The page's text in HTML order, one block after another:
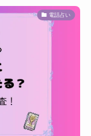
電話占い